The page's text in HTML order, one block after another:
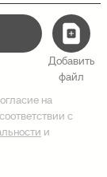
Добавить
файл
на
с
и